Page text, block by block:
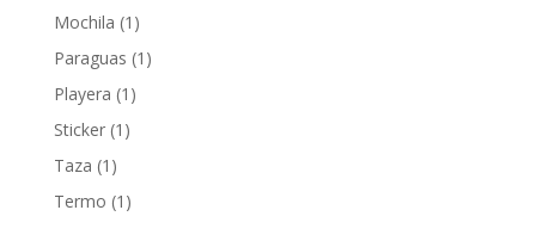
producto
Mochila 1 1
producto
Paraguas 1 1
Playera 1 1
Sticker 1 1
Taza 1 1
producto
Termo 1 1